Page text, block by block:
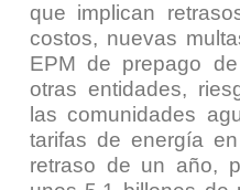
que implican
costos, nuevas
EPM de prepago
otras entidades,
las comunidades
tarifas de energía
retraso de un año,